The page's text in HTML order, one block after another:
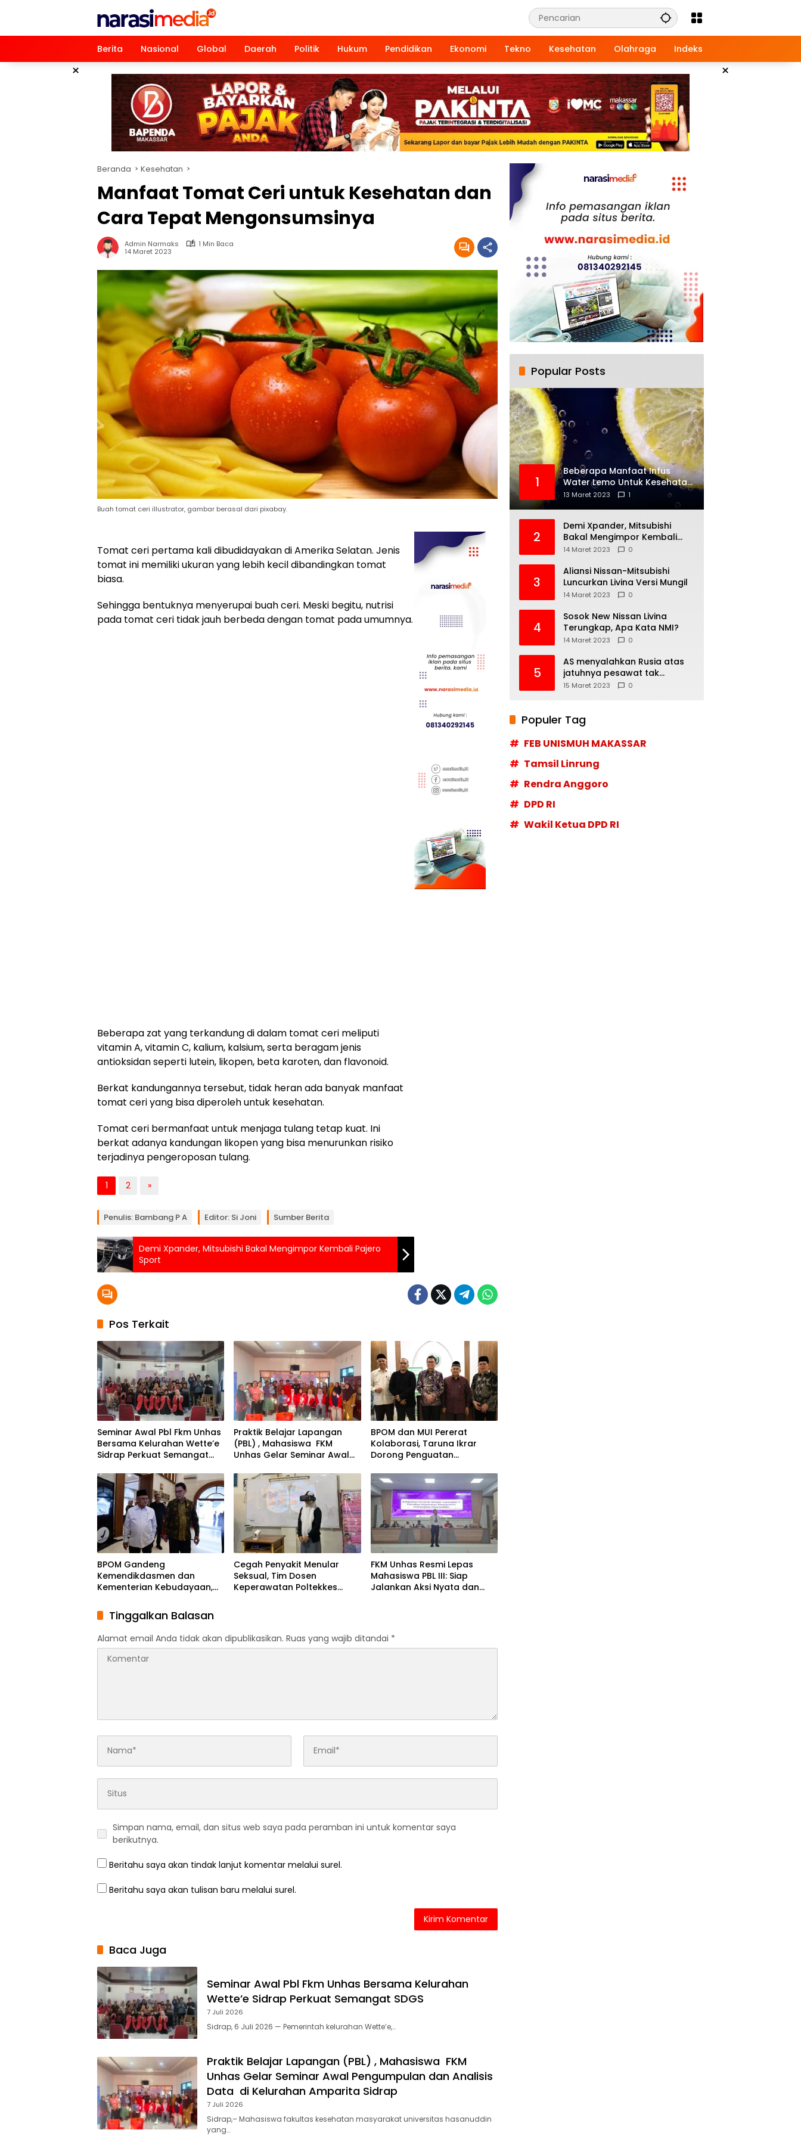
Berita
Nasional Global Daerah Politik Hukum Pendidikan Ekonomi Tekno Kesehatan Olahraga Indeks
× ×
Beranda Kesehatan
Manfaat Tomat Ceri untuk Kesehatan dan
Cara Tepat Mengonsumsinya
Admin Narmaks
1 Min Baca
14 Maret 2023
Buah tomat ceri illustrator, gambar berasal dari pixabay.
Tomat ceri pertama kali dibudidayakan di Amerika Selatan. Jenis
tomat ini memiliki ukuran yang lebih kecil dibandingkan tomat
biasa.
Sehingga bentuknya menyerupai buah ceri. Meski begitu, nutrisi
pada tomat ceri tidak jauh berbeda dengan tomat pada umumnya.
Beberapa zat yang terkandung di dalam tomat ceri meliputi
vitamin A, vitamin C, kalium, kalsium, serta beragam jenis
antioksidan seperti lutein, likopen, beta karoten, dan flavonoid.
Berkat kandungannya tersebut, tidak heran ada banyak manfaat
tomat ceri yang bisa diperoleh untuk kesehatan.
Tomat ceri bermanfaat untuk menjaga tulang tetap kuat. Ini
berkat adanya kandungan likopen yang bisa menurunkan risiko
terjadinya pengeroposan tulang.
1 2 »
Penulis: Bambang P A Editor: Si Joni Sumber Berita
Demi Xpander, Mitsubishi Bakal Mengimpor Kembali Pajero
Sport
Pos Terkait
Seminar Awal Pbl Fkm Unhas
Bersama Kelurahan Wette’e
Sidrap Perkuat Semangat
Praktik Belajar Lapangan
(PBL) , Mahasiswa FKM
Unhas Gelar Seminar Awal
Data di Kelurahan Amparita
Sidrap
BPOM dan MUI Pererat
Kolaborasi, Taruna Ikrar
Dorong Penguatan
Thayyiban
BPOM Gandeng
Kemendikdasmen dan
Kementerian Kebudayaan,
Budaya Pangan Aman
Menuju Indonesia Emas 2045
Cegah Penyakit Menular
Seksual, Tim Dosen
Keperawatan Poltekkes
ubit”
FKM Unhas Resmi Lepas
Mahasiswa PBL III: Siap
Jalankan Aksi Nyata dan
Tinggalkan Balasan
Alamat email Anda tidak akan dipublikasikan. Ruas yang wajib ditandai *
Simpan nama, email, dan situs web saya pada peramban ini untuk komentar saya
berikutnya.
Beritahu saya akan tindak lanjut komentar melalui surel.
Beritahu saya akan tulisan baru melalui surel.
Baca Juga
Seminar Awal Pbl Fkm Unhas Bersama Kelurahan
Wette’e Sidrap Perkuat Semangat SDGS
7 Juli 2026
Sidrap, 6 Juli 2026 — Pemerintah kelurahan Wette’e,…
Praktik Belajar Lapangan (PBL) , Mahasiswa FKM
Unhas Gelar Seminar Awal Pengumpulan dan Analisis
Data di Kelurahan Amparita Sidrap
7 Juli 2026
Sidrap,– Mahasiswa fakultas kesehatan masyarakat universitas hasanuddin
yang…
Popular Posts
1
Beberapa Manfaat Infus
Water Lemo Untuk Kesehatan
Anda
13 Maret 2023 1
2
Demi Xpander, Mitsubishi
Bakal Mengimpor Kembali
Pajero Sport
14 Maret 2023 0
3
Aliansi Nissan-Mitsubishi
Luncurkan Livina Versi Mungil
14 Maret 2023 0
4
Sosok New Nissan Livina
Terungkap, Apa Kata NMI?
14 Maret 2023 0
5
AS menyalahkan Rusia atas
jatuhnya pesawat tak
berawak di Laut Hitam,
15 Maret 2023 0
Populer Tag
FEB UNISMUH MAKASSAR
Tamsil Linrung
Rendra Anggoro
DPD RI
Wakil Ketua DPD RI